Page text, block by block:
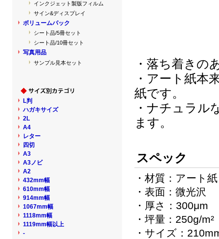
・落ち着きの
・アート紙本
紙です。
・ナチュラル
ます。
スペック
・材質：アート紙
・表面：微光沢
・厚さ：300μm
・坪量：250g/m²
・サイズ：
インクジェット製版フィルム
サイン&ディスプレイ
ボリュームパック
シート品/5冊セット
シート品/10冊セット
写真用品
サンプル見本セット
L判
ハガキサイズ
2L
A4
レター
四切
A3
A3ノビ
A2
432mm幅
610mm幅
914mm幅
1067mm幅
1118mm幅
1119mm幅以上
-